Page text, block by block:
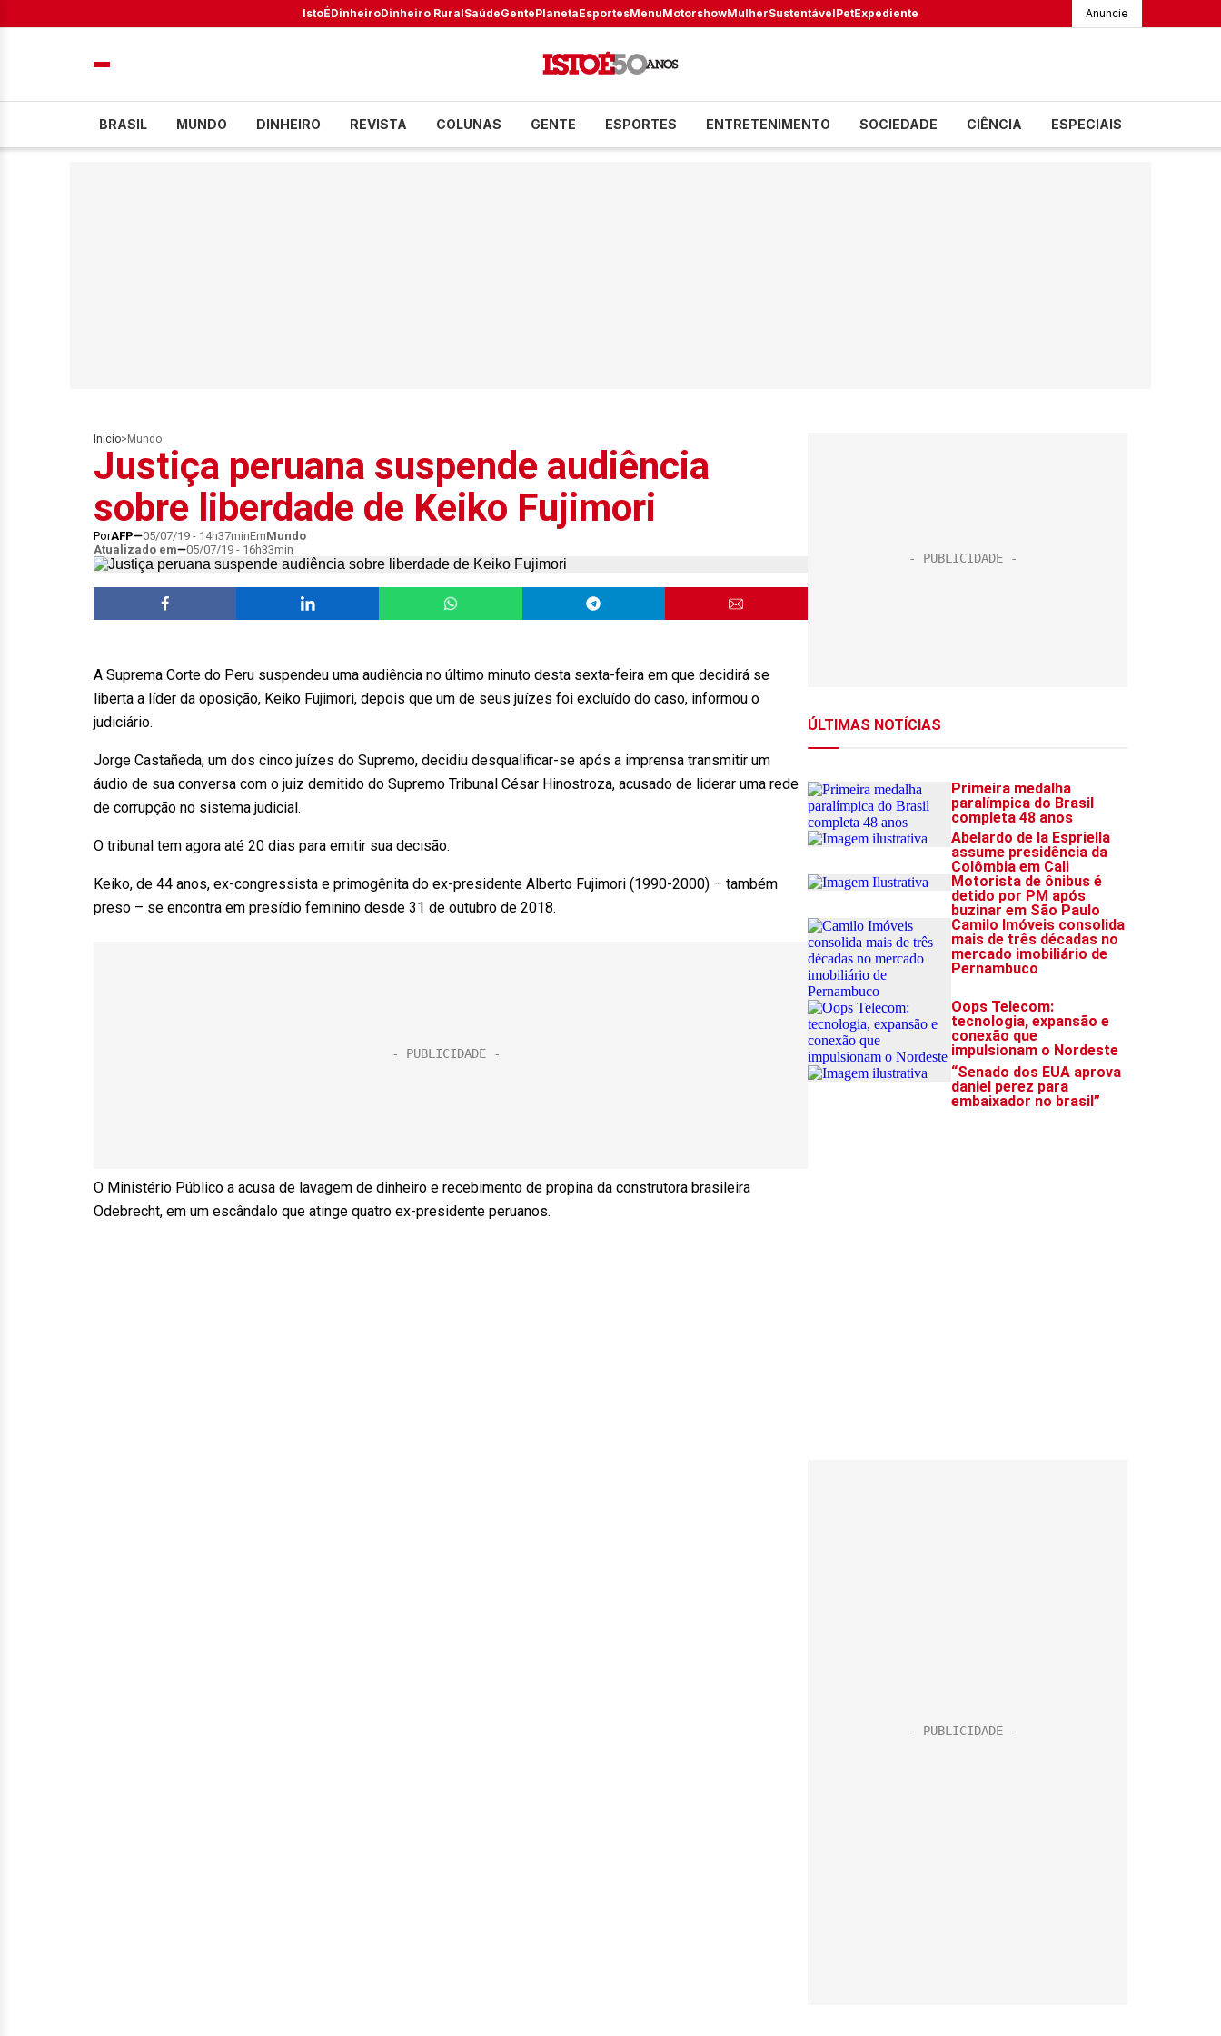
IstoÉDinheiroDinheiro RuralSaúdeGentePlanetaEsportesMenuMotorshowMulherSustentávelPetExpediente Anuncie
BRASIL MUNDO DINHEIRO REVISTA COLUNAS GENTE ESPORTES ENTRETENIMENTO SOCIEDADE CIÊNCIA ESPECIAIS
Início> Mundo
Justiça peruana suspende audiência
sobre liberdade de Keiko Fujimori
PorAFP 05/07/19 - 14h37minEmMundo
Atualizado em
05/07/19 - 16h33min
A Suprema Corte do Peru suspendeu uma audiência no último minuto desta sexta-feira em que decidirá se
liberta a líder da oposição, Keiko Fujimori, depois que um de seus juízes foi excluído do caso, informou o
judiciário.
Jorge Castañeda, um dos cinco juízes do Supremo, decidiu desqualificar-se após a imprensa transmitir um
áudio de sua conversa com o juiz demitido do Supremo Tribunal César Hinostroza, acusado de liderar uma rede
de corrupção no sistema judicial.
O tribunal tem agora até 20 dias para emitir sua decisão.
Keiko, de 44 anos, ex-congressista e primogênita do ex-presidente Alberto Fujimori (1990-2000) – também
preso – se encontra em presídio feminino desde 31 de outubro de 2018.
O Ministério Público a acusa de lavagem de dinheiro e recebimento de propina da construtora brasileira
Odebrecht, em um escândalo que atinge quatro ex-presidente peruanos.